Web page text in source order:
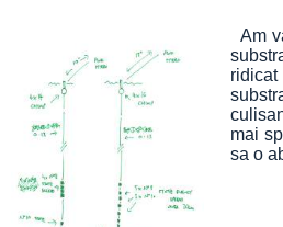
Am
mai
sa o